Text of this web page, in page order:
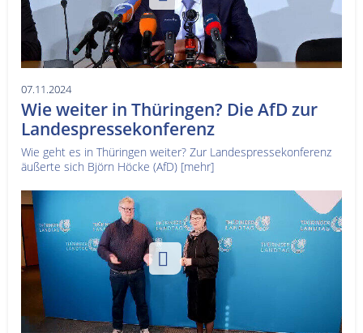
07.11.2024
Wie weiter in Thüringen? Die AfD zur
Landespressekonferenz
Wie geht es in Thüringen weiter? Zur Landespressekonferenz
äußerte sich Björn Höcke (AfD) [mehr]